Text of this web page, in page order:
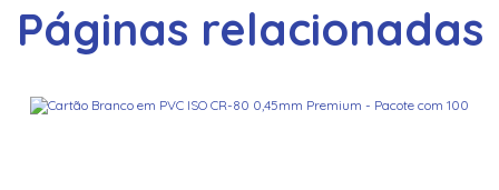
Páginas relacionadas